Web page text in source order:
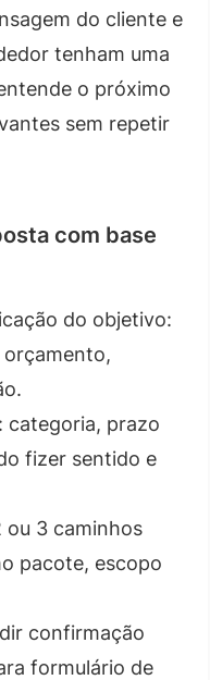
do cliente e
tenham uma
o próximo
sem repetir
com base
do objetivo:
orçamento,
categoria, prazo
fizer sentido e
ou 3 caminhos
pacote, escopo
confirmação
formulário de